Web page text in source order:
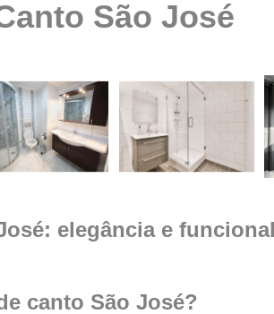
de
São José
elegância e
canto São José?